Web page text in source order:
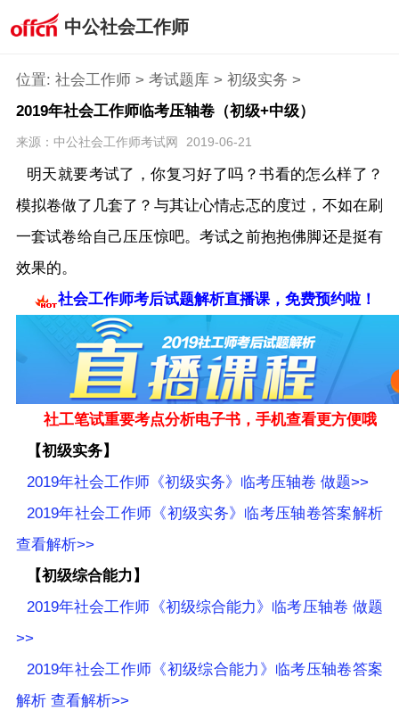
中公社会工作师
位置: 社会工作师> 考试题库 > 初级实务 >
2019年社会工作师临考压轴卷（初级+中级）
来源：中公社会工作师考试网 2019-06-21
明天就要考试了，你复习好了吗？书看的怎么样了？
模拟卷做了几套了？与其让心情忐忑的度过，不如在刷
一套试卷给自己压压惊吧。考试之前抱抱佛脚还是挺有
效果的。
社会工作师考后试题解析直播课，免费预约啦！
社工笔试重要考点分析电子书，手机查看更方便哦
【初级实务】
2019年社会工作师《初级实务》临考压轴卷 做题>>
2019年社会工作师《初级实务》临考压轴卷答案解析
查看解析>>
【初级综合能力】
2019年社会工作师《初级综合能力》临考压轴卷 做题
>>
2019年社会工作师《初级综合能力》临考压轴卷答案
解析 查看解析>>